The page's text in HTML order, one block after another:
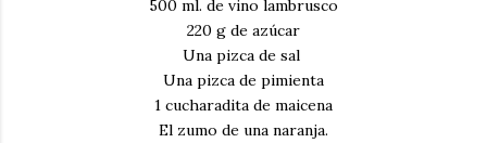
500 ml. de vino lambrusco
220 g de azúcar
Una pizca de sal
Una pizca de pimienta
1 cucharadita de maicena
El zumo de una naranja.